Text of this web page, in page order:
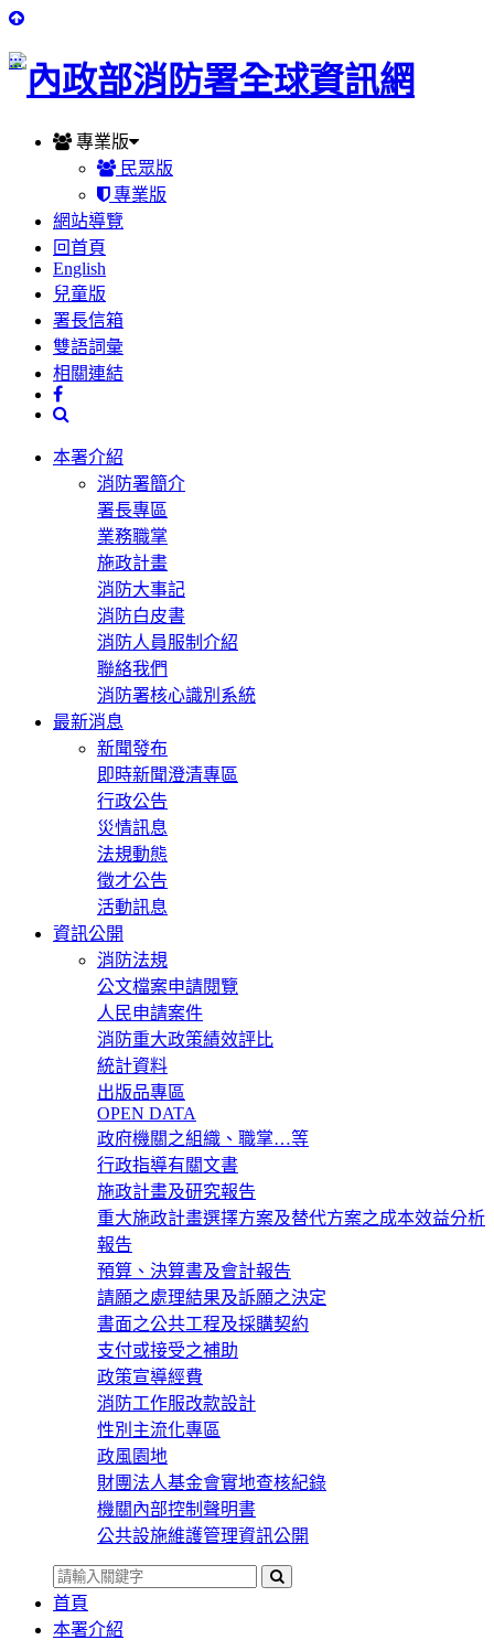
:::
專業版
民眾版
專業版
網站導覽
回首頁
English
兒童版
署長信箱
雙語詞彙
相關連結
本署介紹
消防署簡介
署長專區
業務職掌
施政計畫
消防大事記
消防白皮書
消防人員服制介紹
聯絡我們
消防署核心識別系統
最新消息
新聞發布
即時新聞澄清專區
行政公告
災情訊息
法規動態
徵才公告
活動訊息
資訊公開
消防法規
公文檔案申請閱覽
人民申請案件
消防重大政策績效評比
統計資料
出版品專區
OPEN DATA
政府機關之組織、職掌…等
行政指導有關文書
施政計畫及研究報告
重大施政計畫選擇方案及替代方案之成本效益分析
報告
預算、決算書及會計報告
請願之處理結果及訴願之決定
書面之公共工程及採購契約
支付或接受之補助
政策宣導經費
消防工作服改款設計
性別主流化專區
政風園地
財團法人基金會實地查核紀錄
機關內部控制聲明書
公共設施維護管理資訊公開
首頁
本署介紹